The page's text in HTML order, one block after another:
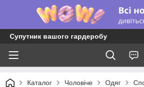
Супутник вашого гардеробу
Каталог Чоловіче Одяг